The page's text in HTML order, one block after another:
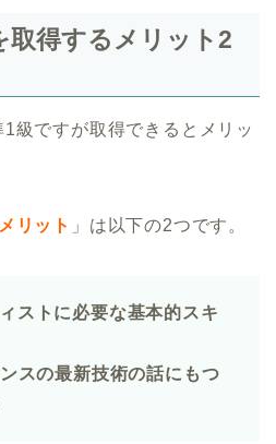
取得するメリット2
級ですが取得できるとメリッ
リット 」は以下の2つです。
ストに必要な基本的スキ
スの最新技術の話にもつ